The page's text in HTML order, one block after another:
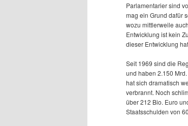
Parlamentarier sind
mag ein Grund dafür
wozu mittlerweile
Entwicklung ist kein
dieser Entwicklung
Seit 1969 sind die
und haben 2.150
hat sich dramatisch
verbrannt. Noch
über 212 Bio. Euro
Staatsschulden von